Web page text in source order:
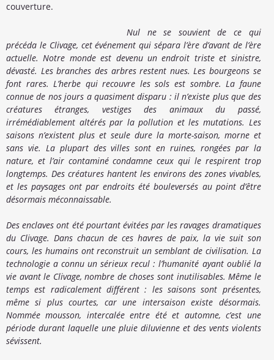
couverture.
Nul ne se souvient de ce qui
précéda le Clivage, cet événement qui sépara l’ère d’avant de l’ère
actuelle. Notre monde est devenu un endroit triste et sinistre,
dévasté. Les branches des arbres restent nues. Les bourgeons se
font rares. L’herbe qui recouvre les sols est sombre. La faune
connue de nos jours a quasiment disparu : il n’existe plus que des
créatures étranges, vestiges des animaux du passé,
irrémédiablement altérés par la pollution et les mutations. Les
saisons n’existent plus et seule dure la morte-saison, morne et
sans vie. La plupart des villes sont en ruines, rongées par la
nature, et l’air contaminé condamne ceux qui le respirent trop
longtemps. Des créatures hantent les environs des zones vivables,
et les paysages ont par endroits été bouleversés au point d’être
désormais méconnaissable.
Des enclaves ont été pourtant évitées par les ravages dramatiques
du Clivage. Dans chacun de ces havres de paix, la vie suit son
cours, les humains ont reconstruit un semblant de civilisation. La
technologie a connu un sérieux recul : l’humanité ayant oublié la
vie avant le Clivage, nombre de choses sont inutilisables. Même le
temps est radicalement différent : les saisons sont présentes,
même si plus courtes, car une intersaison existe désormais.
Nommée mousson, intercalée entre été et automne, c’est une
période durant laquelle une pluie diluvienne et des vents violents
sévissent.